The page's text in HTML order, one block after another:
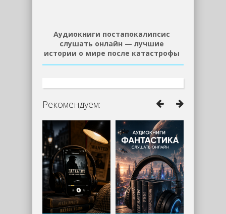
Аудиокниги постапокалипсис
слушать онлайн — лучшие
истории о мире после катастрофы
Рекомендуем: